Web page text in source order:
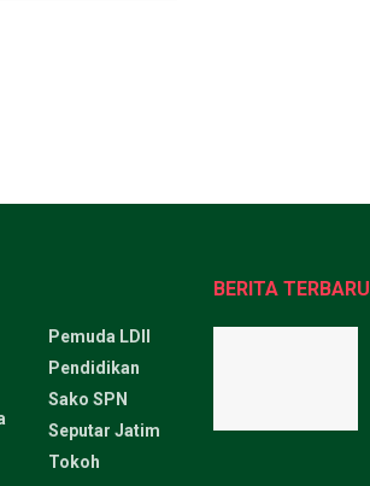
Pemuda LDII
Pendidikan
Sako SPN
Seputar Jatim
Tokoh
BERITA TERBARU